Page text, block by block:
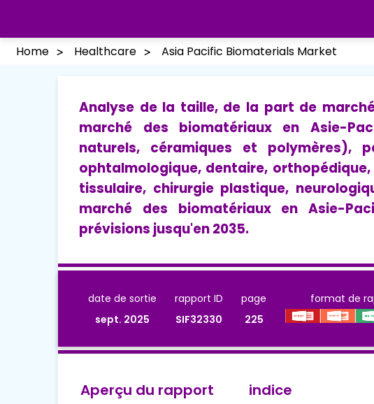
Home Healthcare Asia Pacific Biomaterials Market
Analyse de la taille, de la part de
marché des biomatériaux en Asie-
naturels, céramiques et polymères),
ophtalmologique, dentaire,
tissulaire, chirurgie plastique,
marché des biomatériaux en Asie-
prévisions jusqu'en 2035.
date de sortie
sept. 2025
rapport ID
SIF32330
page
225
format de
Aperçu du rapport indice